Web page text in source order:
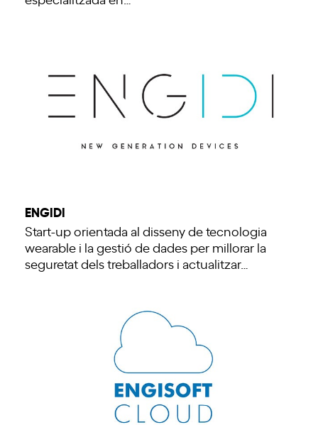
ENGIDI
Start-up orientada al disseny de tecnologia
wearable i la gestió de dades per millorar la
seguretat dels treballadors i actualitzar…